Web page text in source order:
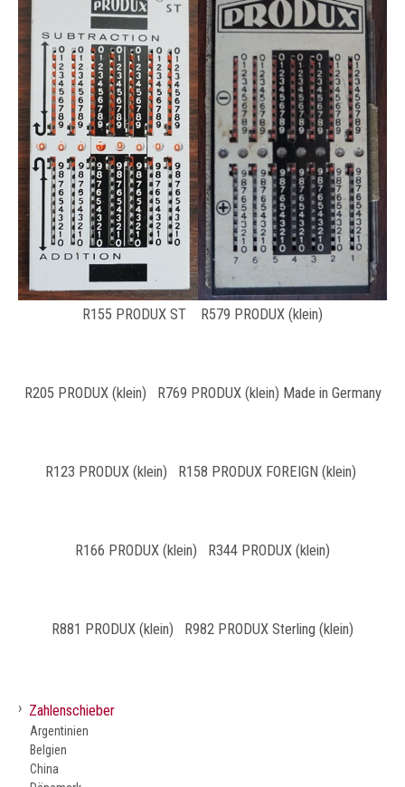
R155 PRODUX ST R579 PRODUX (klein)
R205 PRODUX (klein) R769 PRODUX (klein) Made in Germany
R123 PRODUX (klein) R158 PRODUX FOREIGN (klein)
R166 PRODUX (klein) R344 PRODUX (klein)
R881 PRODUX (klein) R982 PRODUX Sterling (klein)
› Zahlenschieber
Argentinien
Belgien
China